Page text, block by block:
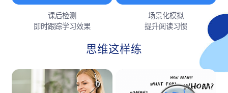
课后检测
即时跟踪学习效果
场景化模拟
提升阅读习惯
思维这样练